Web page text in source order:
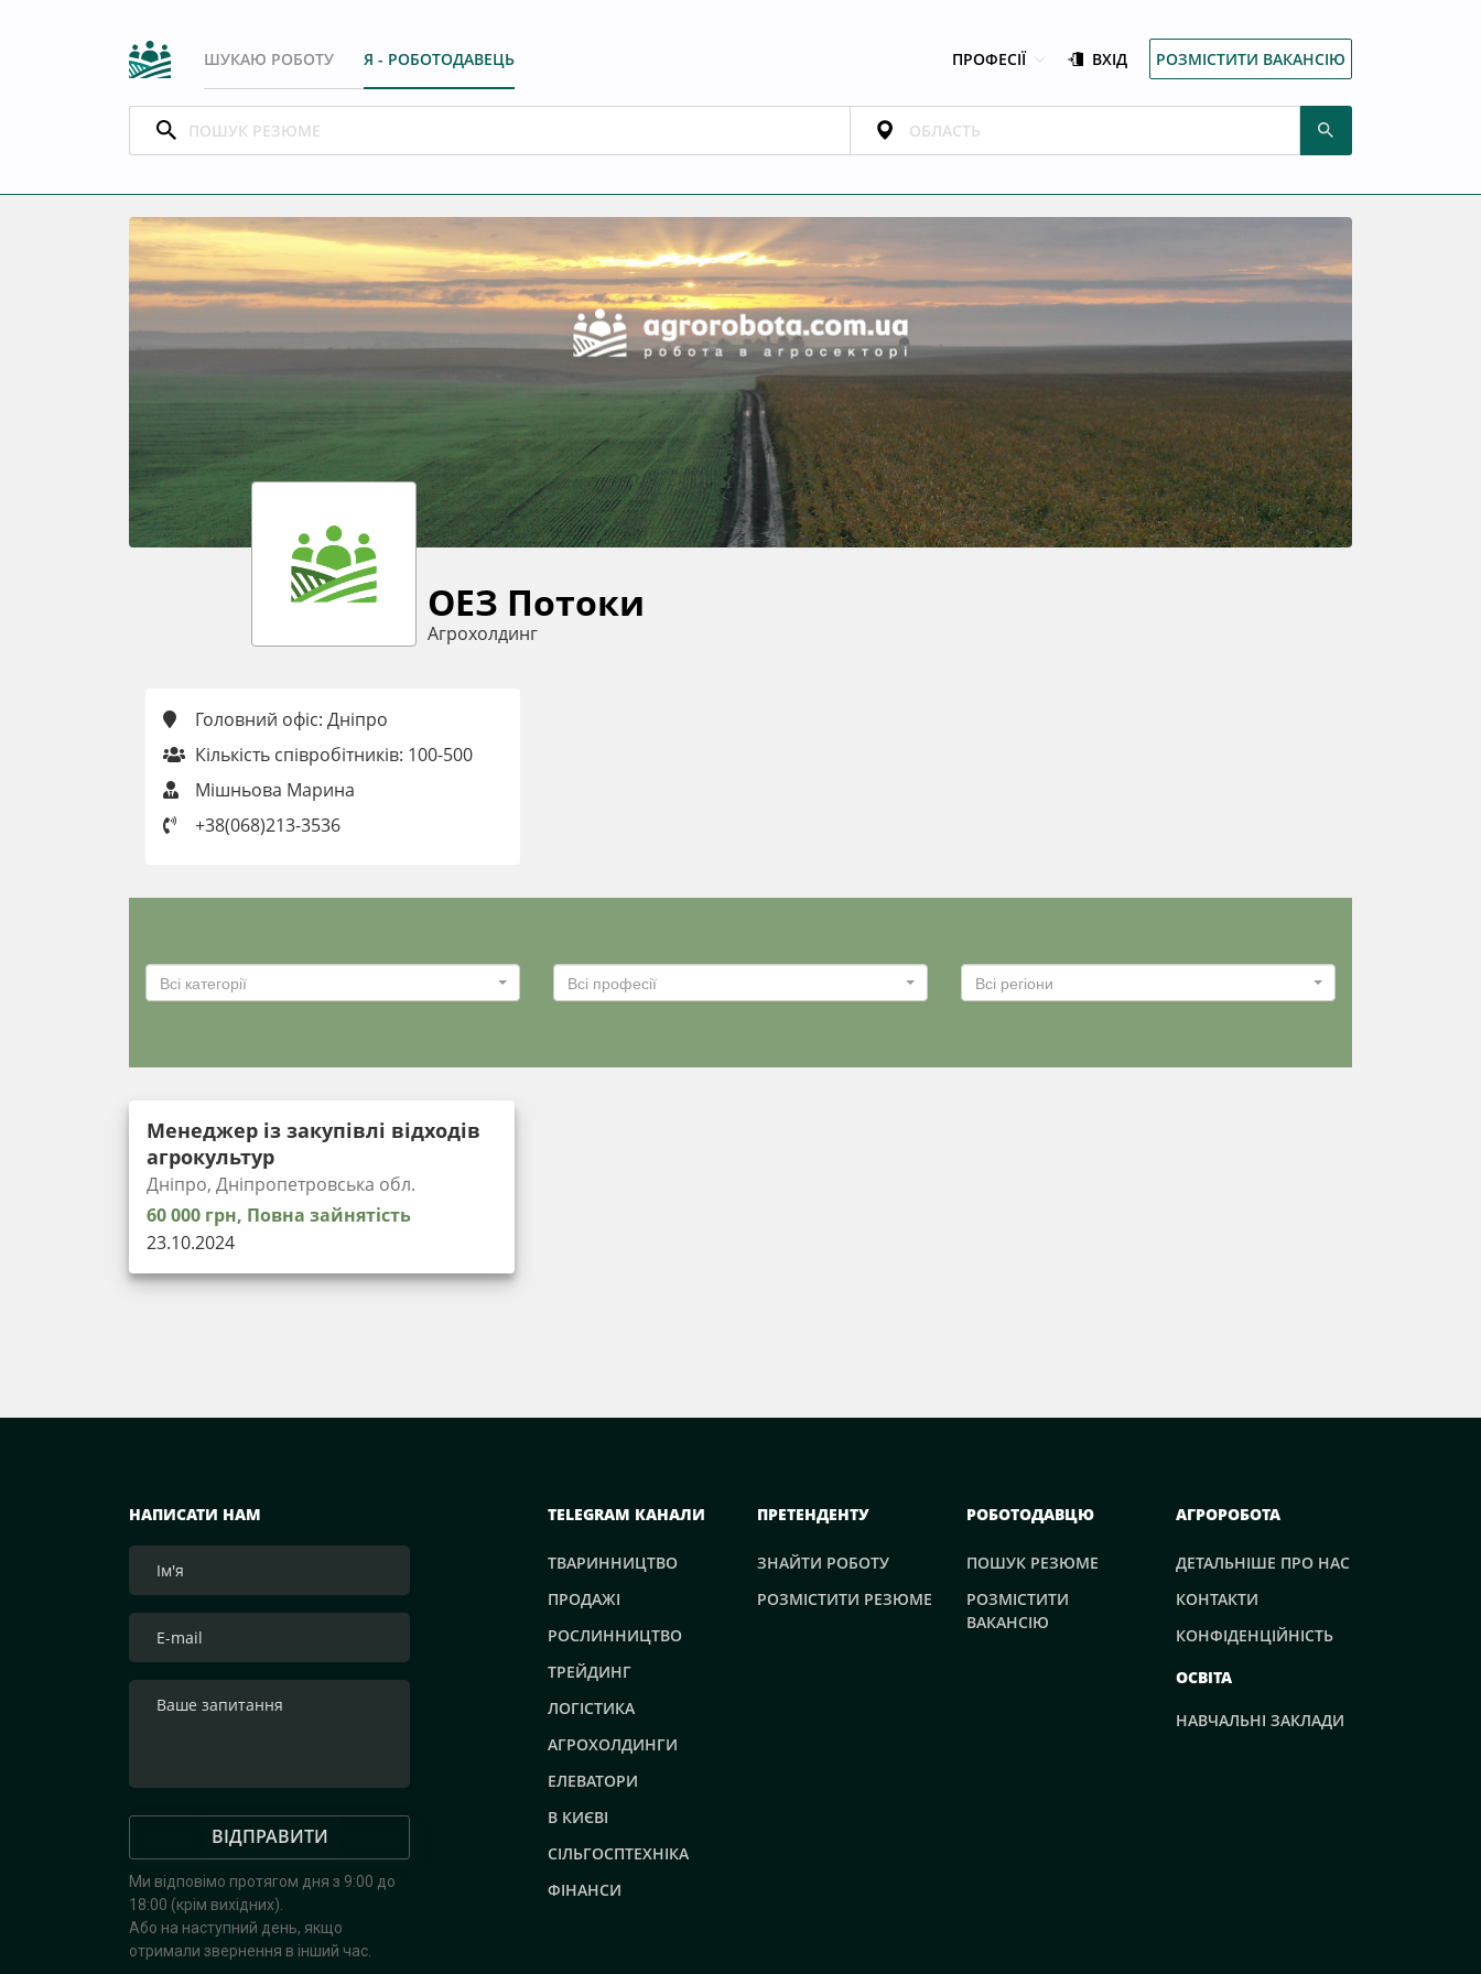
ШУКАЮ РОБОТУ Я - РОБОТОДАВЕЦЬ ПРОФЕСІЇ ВХІД РОЗМІСТИТИ ВАКАНСІЮ
ОЕЗ Потоки
Агрохолдинг
Головний офіс: Дніпро
Кількість співробітників: 100-500
Мішньова Марина
+38(068)213-3536
Всі категорії Всі професії Всі регіони
Менеджер із закупівлі відходів
агрокультур
Дніпро, Дніпропетровська обл.
60 000 грн, Повна зайнятість
23.10.2024
НАПИСАТИ НАМ
ВІДПРАВИТИ
Ми відповімо протягом дня з 9:00 до
18:00 (крім вихідних).
Або на наступний день, якщо
отримали звернення в інший час.
TELEGRAM КАНАЛИ
ТВАРИННИЦТВО
ПРОДАЖІ
РОСЛИННИЦТВО
ТРЕЙДИНГ
ЛОГІСТИКА
АГРОХОЛДИНГИ
ЕЛЕВАТОРИ
В КИЄВІ
СІЛЬГОСПТЕХНІКА
ФІНАНСИ
ПРЕТЕНДЕНТУ
ЗНАЙТИ РОБОТУ
РОЗМІСТИТИ РЕЗЮМЕ
РОБОТОДАВЦЮ
ПОШУК РЕЗЮМЕ
РОЗМІСТИТИ
ВАКАНСІЮ
АГРОРОБОТА
ДЕТАЛЬНІШЕ ПРО НАС
КОНТАКТИ
КОНФІДЕНЦІЙНІСТЬ
ОСВІТА
НАВЧАЛЬНІ ЗАКЛАДИ